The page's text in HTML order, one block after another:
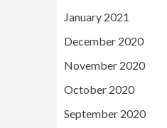
January 2021
December 2020
November 2020
October 2020
September 2020